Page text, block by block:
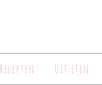
Recepten Uit eten